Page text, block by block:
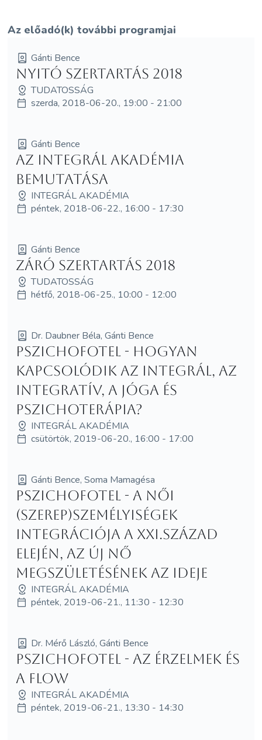
Az előadó(k) további programjai
Gánti Bence
Nyitó Szertartás 2018
TUDATOSSÁG
szerda, 2018-06-20., 19:00 - 21:00
Gánti Bence
Az Integrál Akadémia
bemutatása
INTEGRÁL AKADÉMIA
péntek, 2018-06-22., 16:00 - 17:30
Gánti Bence
Záró Szertartás 2018
TUDATOSSÁG
hétfő, 2018-06-25., 10:00 - 12:00
Dr. Daubner Béla, Gánti Bence
Pszichofotel - Hogyan
kapcsolódik az integrál, az
integratív, a jóga és
pszichoterápia?
INTEGRÁL AKADÉMIA
csütörtök, 2019-06-20., 16:00 - 17:00
Gánti Bence, Soma Mamagésa
Pszichofotel - A női
(szerep)személyiségek
integrációja a XXI.század
elején, az ÚJ NŐ
megszületésének az ideje
INTEGRÁL AKADÉMIA
péntek, 2019-06-21., 11:30 - 12:30
Dr. Mérő László, Gánti Bence
Pszichofotel - Az érzelmek és
a flow
INTEGRÁL AKADÉMIA
péntek, 2019-06-21., 13:30 - 14:30